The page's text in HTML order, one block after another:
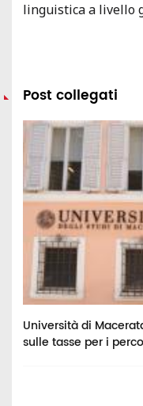
linguistica a livello
Post collegati
Università di
sulle tasse per i